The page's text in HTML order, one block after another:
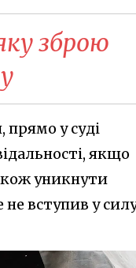
зброю
у суді
якщо
уникнути
вступив у